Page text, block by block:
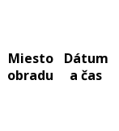
Miesto
obradu
Dátum
a čas